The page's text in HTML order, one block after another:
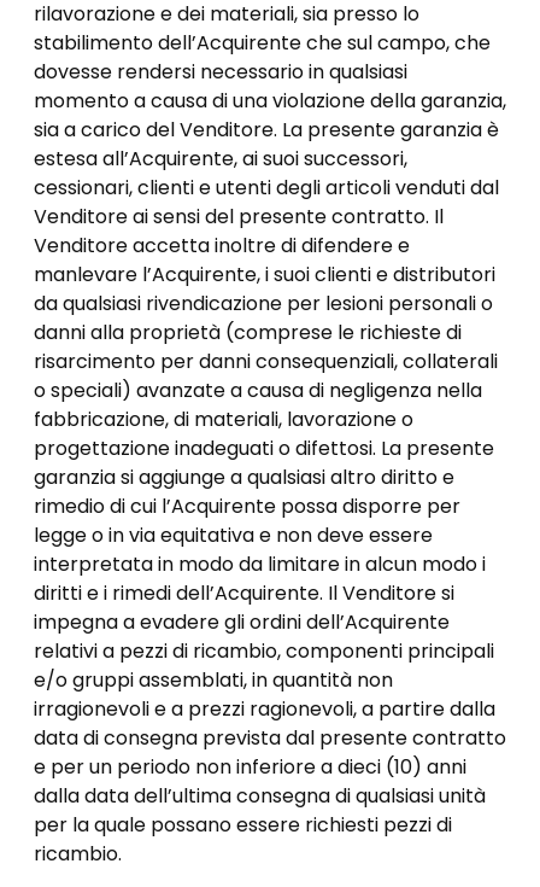
rilavorazione e dei materiali, sia presso lo
stabilimento dell’Acquirente che sul campo, che
dovesse rendersi necessario in qualsiasi
momento a causa di una violazione della garanzia,
sia a carico del Venditore. La presente garanzia è
estesa all’Acquirente, ai suoi successori,
cessionari, clienti e utenti degli articoli venduti dal
Venditore ai sensi del presente contratto. Il
Venditore accetta inoltre di difendere e
manlevare l’Acquirente, i suoi clienti e distributori
da qualsiasi rivendicazione per lesioni personali o
danni alla proprietà (comprese le richieste di
risarcimento per danni consequenziali, collaterali
o speciali) avanzate a causa di negligenza nella
fabbricazione, di materiali, lavorazione o
progettazione inadeguati o difettosi. La presente
garanzia si aggiunge a qualsiasi altro diritto e
rimedio di cui l’Acquirente possa disporre per
legge o in via equitativa e non deve essere
interpretata in modo da limitare in alcun modo i
diritti e i rimedi dell’Acquirente. Il Venditore si
impegna a evadere gli ordini dell’Acquirente
relativi a pezzi di ricambio, componenti principali
e/o gruppi assemblati, in quantità non
irragionevoli e a prezzi ragionevoli, a partire dalla
data di consegna prevista dal presente contratto
e per un periodo non inferiore a dieci (10) anni
dalla data dell’ultima consegna di qualsiasi unità
per la quale possano essere richiesti pezzi di
ricambio.